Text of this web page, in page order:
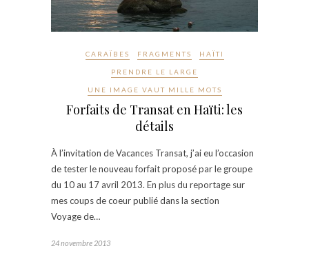
CARAÏBES FRAGMENTS HAÏTI
PRENDRE LE LARGE
UNE IMAGE VAUT MILLE MOTS
Forfaits de Transat en Haïti: les
détails
À l’invitation de Vacances Transat, j’ai eu l’occasion
de tester le nouveau forfait proposé par le groupe
du 10 au 17 avril 2013. En plus du reportage sur
mes coups de coeur publié dans la section
Voyage de…
24 novembre 2013